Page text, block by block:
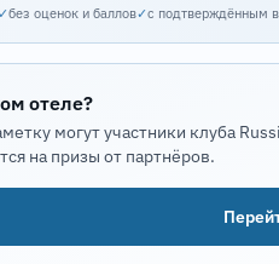
✓без оценок и баллов✓с подтверждённым
отеле?
могут участники клуба
на призы от партнёров.